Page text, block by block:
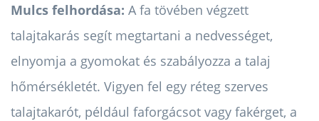
Mulcs felhordása: A fa tövében végzett
talajtakarás segít megtartani a nedvességet,
elnyomja a gyomokat és szabályozza a talaj
hőmérsékletét. Vigyen fel egy réteg szerves
talajtakarót, például faforgácsot vagy fakérget, a